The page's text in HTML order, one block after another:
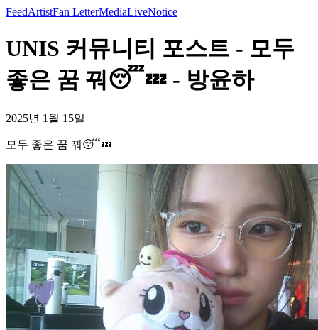
FeedArtistFan LetterMediaLiveNotice
UNIS 커뮤니티 포스트 - 모두
좋은 꿈 꿔😴💤 - 방윤하
2025년 1월 15일
모두 좋은 꿈 꿔😴💤